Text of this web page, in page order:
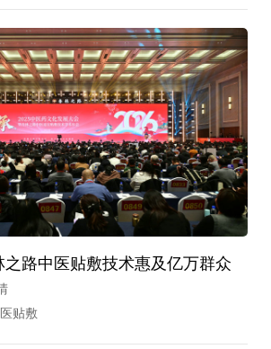
路中医贴敷技术惠及亿万群众
贴敷